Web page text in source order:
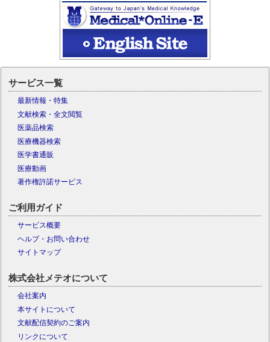
サービス一覧
最新情報・特集
文献検索・全文閲覧
医薬品検索
医療機器検索
医学書通販
医療動画
著作権許諾サービス
ご利用ガイド
サービス概要
ヘルプ・お問い合わせ
サイトマップ
株式会社メテオについて
会社案内
本サイトについて
文献配信契約のご案内
リンクについて